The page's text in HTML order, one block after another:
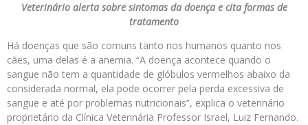
Veterinário alerta sobre sintomas da doença e cita formas de
tratamento
Há doenças que são comuns tanto nos humanos quanto nos
cães, uma delas é a anemia. “A doença acontece quando o
sangue não tem a quantidade de glóbulos vermelhos abaixo da
considerada normal, ela pode ocorrer pela perda excessiva de
sangue e até por problemas nutricionais”, explica o veterinário
proprietário da Clínica Veterinária Professor Israel, Luiz Fernando.